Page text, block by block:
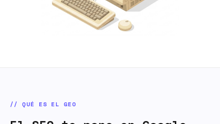
// QUÉ ES EL GEO